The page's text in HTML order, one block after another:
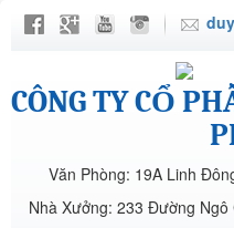
CÔNG TY CỔ
Văn Phòng: 19A Linh
Nhà Xưởng: 233 Đường Ngô